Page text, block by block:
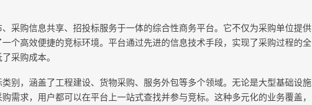
采购信息共享、招投标服务于一体的综合性商务平台。它不仅为采购单位提供
个高效便捷的竞标环境。平台通过先进的信息技术手段，实现了采购过程的全
采购成本。
别，涵盖了工程建设、货物采购、服务外包等多个领域。无论是大型基础设施
需求，用户都可以在平台上一站式查找并参与竞标。这种多元化的业务覆盖，